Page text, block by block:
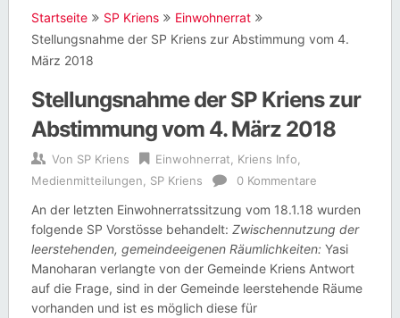
Startseite SP Kriens
Einwohnerrat
Stellungsnahme der SP Kriens zur Abstimmung vom 4.
März 2018
Stellungsnahme der SP Kriens zur
Abstimmung vom 4. März 2018
Von SP Kriens Einwohnerrat Kriens Info
Medienmitteilungen
SP Kriens 0 Kommentare
An der letzten Einwohnerratssitzung vom 18.1.18 wurden
folgende SP Vorstösse behandelt: Zwischennutzung der
leerstehenden, gemeindeeigenen Räumlichkeiten: Yasi
Manoharan verlangte von der Gemeinde Kriens Antwort
auf die Frage, sind in der Gemeinde leerstehende Räume
vorhanden und ist es möglich diese für